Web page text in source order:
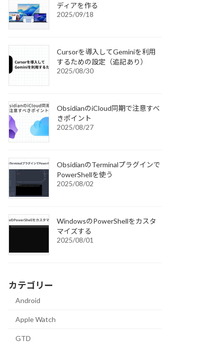
ディアを作る
2025/09/18
Cursorを導入してGeminiを利用
するための設定（追記あり）
2025/08/30
ObsidianのiCloud同期で注意すべ
きポイント
2025/08/27
ObsidianのTerminalプラグインで
PowerShellを使う
2025/08/02
WindowsのPowerShellをカスタ
マイズする
2025/08/01
カテゴリー
Android
Apple Watch
GTD